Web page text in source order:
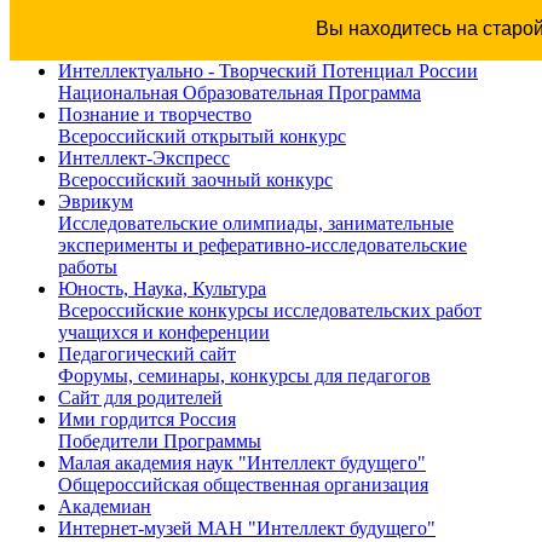
Вы находитесь на
Интеллектуально - Творческий Потенциал России
Национальная Образовательная Программа
Познание и творчество
Всероссийский открытый конкурс
Интеллект-Экспресс
Всероссийский заочный конкурс
Эврикум
Исследовательские олимпиады, занимательные
эксперименты и реферативно-исследовательские
работы
Юность, Наука, Культура
Всероссийские конкурсы исследовательских работ
учащихся и конференции
Педагогический сайт
Форумы, семинары, конкурсы для педагогов
Сайт для родителей
Ими гордится Россия
Победители Программы
Малая академия наук "Интеллект будущего"
Общероссийская общественная организация
Академиан
Интернет-музей МАН "Интеллект будущего"